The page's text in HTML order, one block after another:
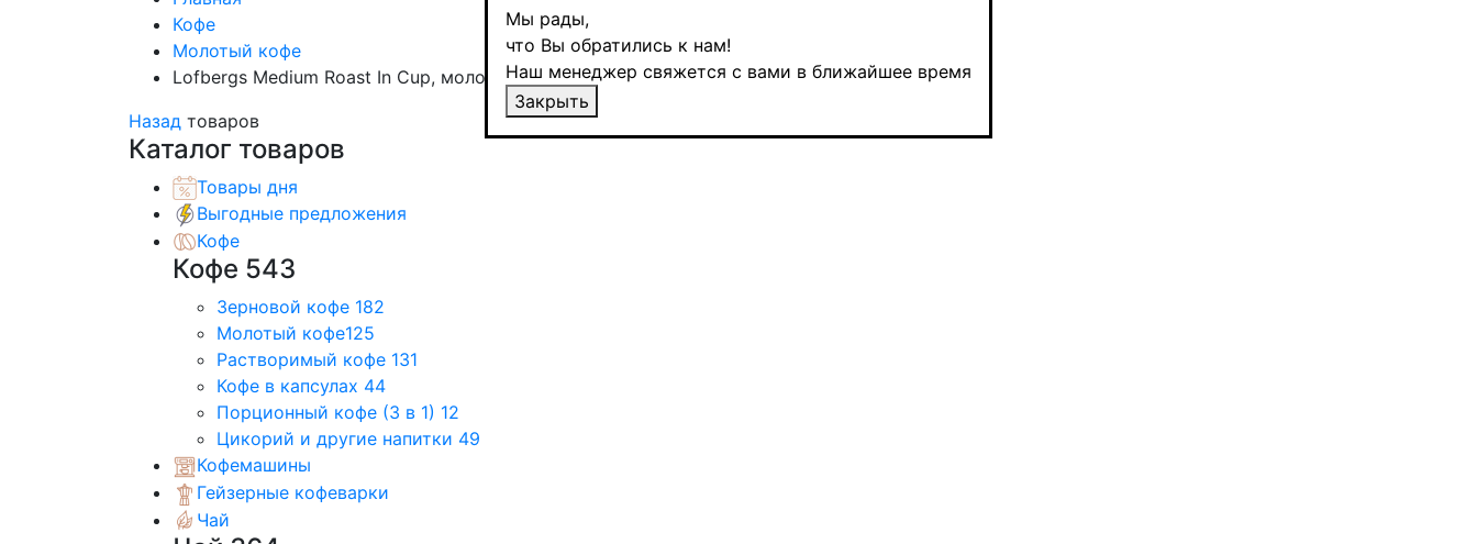
Мы рады,
что Вы обратились к нам!
Наш менеджер свяжется с вами в ближайшее время
Закрыть
Кофе
Молотый кофе
Lofbergs Medium Roast In Cup, молотый, 500 гр
Назад товаров
Каталог товаров
Товары дня
Выгодные предложения
Кофе
Кофе 543
Зерновой кофе 182
Молотый кофе125
Растворимый кофе 131
Кофе в капсулах 44
Порционный кофе (3 в 1) 12
Цикорий и другие напитки 49
Кофемашины
Гейзерные кофеварки
Чай